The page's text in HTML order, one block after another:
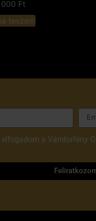
000 Ft
teszem
a Vándorfény